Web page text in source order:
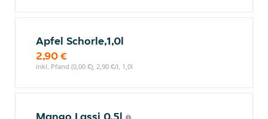
Apfel Schorle,1,0l
2,90 €
inkl. Pfand (0,00 €), 2,90 €/l, 1,0l